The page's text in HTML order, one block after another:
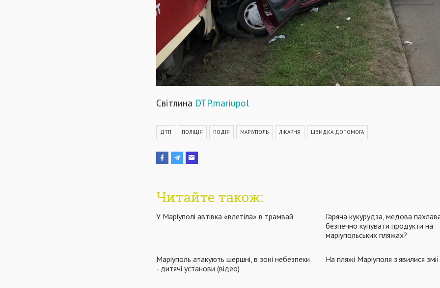
Світлина DTP.mariupol
ДТП ПОЛІЦІЯ ПОДІЯ МАРІУПОЛЬ ЛІКАРНЯ ШВИДКА ДОПОМОГА
Читайте також:
У Маріуполі автівка «влетіла» в трамвай
Гаряча кукурудза, медова
безпечно купувати продукти на
маріупольських пляжах?
Маріуполь атакують шершні, в зоні небезпеки
- дитячі установи (відео)
На пляжі Маріуполя з'явилися